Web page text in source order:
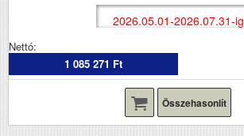
2026.05.01-2026.07.31-ig
Nettó:
1 085 271 Ft
Összehasonlít